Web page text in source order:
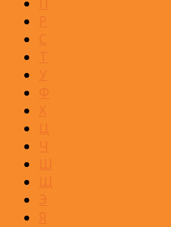
Р
С
Т
У
Ф
Х
Ц
Ч
Ш
Щ
Э
Я